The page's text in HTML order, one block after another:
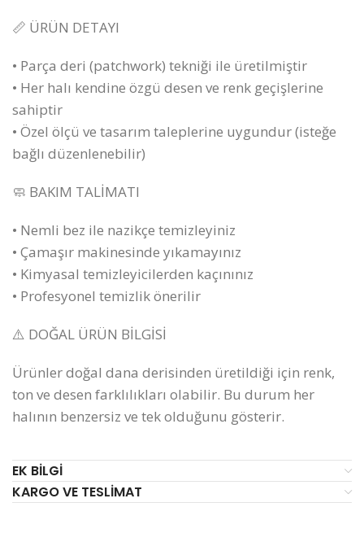
📏 ÜRÜN DETAYI
• Parça deri (patchwork) tekniği ile üretilmiştir
• Her halı kendine özgü desen ve renk geçişlerine
sahiptir
• Özel ölçü ve tasarım taleplerine uygundur (isteğe
bağlı düzenlenebilir)
🧼 BAKIM TALİMATI
• Nemli bez ile nazikçe temizleyiniz
• Çamaşır makinesinde yıkamayınız
• Kimyasal temizleyicilerden kaçınınız
• Profesyonel temizlik önerilir
⚠️ DOĞAL ÜRÜN BİLGİSİ
Ürünler doğal dana derisinden üretildiği için renk,
ton ve desen farklılıkları olabilir. Bu durum her
halının benzersiz ve tek olduğunu gösterir.
EK BILGI
KARGO VE TESLIMAT